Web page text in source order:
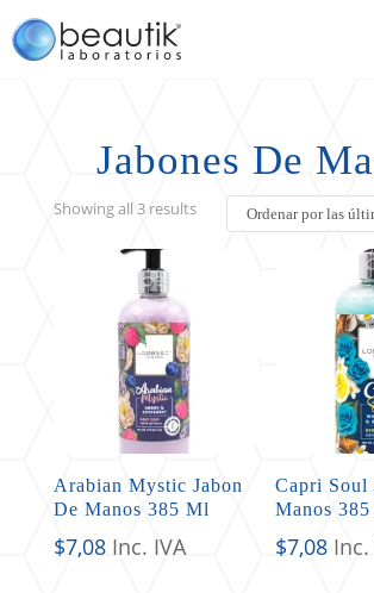
Jabones De
Showing all 3 resultsSorted
Arabian Mystic Jabon
De Manos 385 Ml
$7,08 Inc. IVA
Capri Soul
Manos
$7,08 Inc.